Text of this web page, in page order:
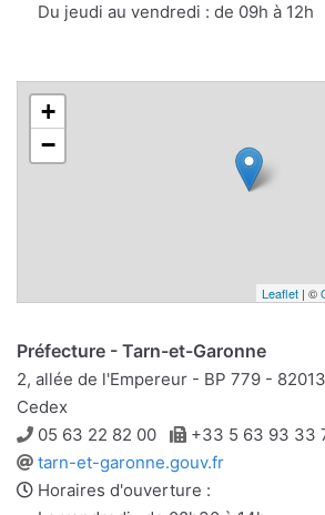
Du jeudi au vendredi : de 09h à 12h
+
−
Leaflet | ©
Préfecture - Tarn-et-Garonne
2, allée de l'Empereur - BP 779 -
Cedex
Téléphone
05 63 22 82 00 Télécopie
+33 5 63 93 33
Site
web
tarn-et-garonne.gouv.fr
Horaires d'ouverture :